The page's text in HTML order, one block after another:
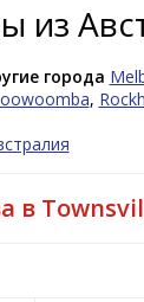
из
города
,
в